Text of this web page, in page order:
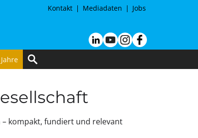
Kontakt Mediadaten Jobs
kompakt, fundiert und relevant